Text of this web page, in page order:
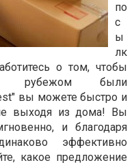
по
с
ы
лк
о том, чтобы
рубежом были
вы можете быстро и
выходя из дома! Вы
и благодаря
эффективно
какое предложение